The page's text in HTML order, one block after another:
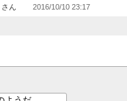
2016/10/10 23:17